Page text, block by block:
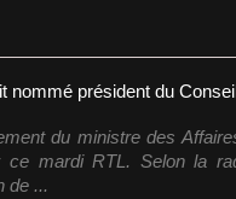
du ministre des
ce mardi RTL. Selon la
de ...